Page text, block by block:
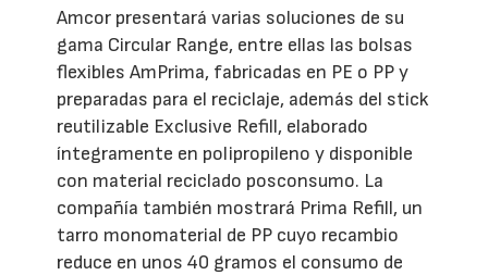
Amcor presentará varias soluciones de su
gama Circular Range, entre ellas las bolsas
flexibles AmPrima, fabricadas en PE o PP y
preparadas para el reciclaje, además del stick
reutilizable Exclusive Refill, elaborado
íntegramente en polipropileno y disponible
con material reciclado posconsumo. La
compañía también mostrará Prima Refill, un
tarro monomaterial de PP cuyo recambio
reduce en unos 40 gramos el consumo de